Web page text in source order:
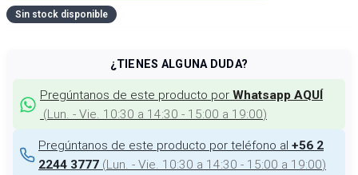
Sin stock disponible
¿TIENES ALGUNA DUDA?
Pregúntanos de este producto por Whatsapp AQUÍ
(Lun. - Vie. 10:30 a 14:30 - 15:00 a 19:00)
Pregúntanos de este producto por teléfono al +56 2
2244 3777 (Lun. - Vie. 10:30 a 14:30 - 15:00 a 19:00)